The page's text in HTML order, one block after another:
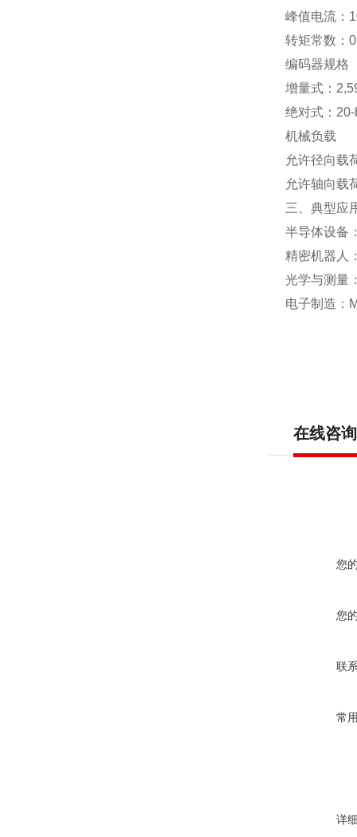
峰值电流：
转矩常数：
编码器规格
增量式：
绝对式：
机械负载
允许径向载
允许轴向载
三、典型应
半导体设备
精密机器人
光学与测量
电子制造：
在线咨询
您
您
联
常
详